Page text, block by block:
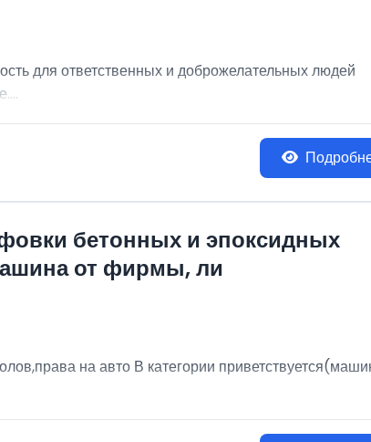
для ответственных и доброжелательных людей
бетонных и эпоксидных
от фирмы, ли
на авто В категории